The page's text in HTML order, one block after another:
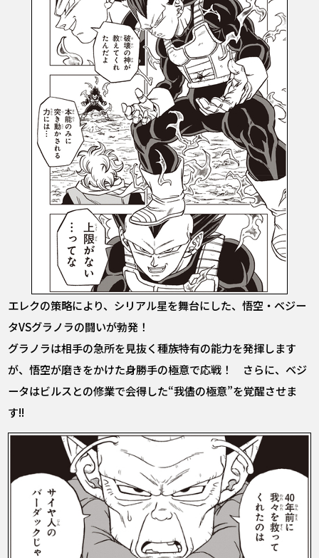
エレクの策略により、シリアル星を舞台にした、悟空・ベジー
タVSグラノラの闘いが勃発！
グラノラは相手の急所を見抜く種族特有の能力を発揮します
が、悟空が磨きをかけた身勝手の極意で応戦！ さらに、ベジ
ータはビルスとの修業で会得した“我儘の極意”を覚醒させま
す!!